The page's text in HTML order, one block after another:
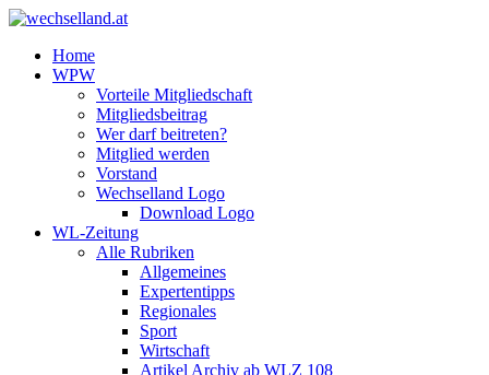
Home
WPW
Vorteile Mitgliedschaft
Mitgliedsbeitrag
Wer darf beitreten?
Mitglied werden
Vorstand
Wechselland Logo
Download Logo
WL-Zeitung
Alle Rubriken
Allgemeines
Expertentipps
Regionales
Sport
Wirtschaft
Artikel Archiv ab WLZ 108